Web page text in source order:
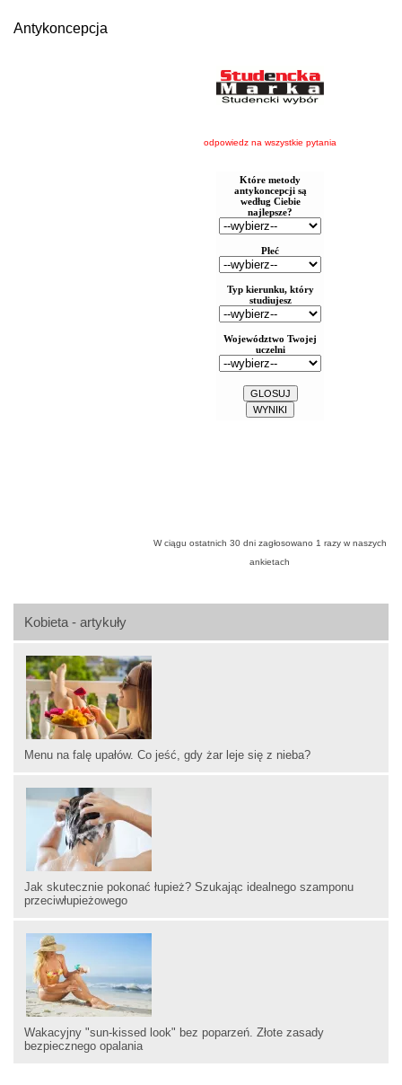
Kobieta - artykuły
Menu na falę upałów. Co jeść, gdy żar leje się z nieba?
Jak skutecznie pokonać łupież? Szukając idealnego szamponu
przeciwłupieżowego
Wakacyjny "sun-kissed look" bez poparzeń. Złote zasady
bezpiecznego opalania
Antykoncepcja
odpowiedz na wszystkie pytania
W ciągu ostatnich 30 dni zagłosowano 1 razy w naszych
ankietach